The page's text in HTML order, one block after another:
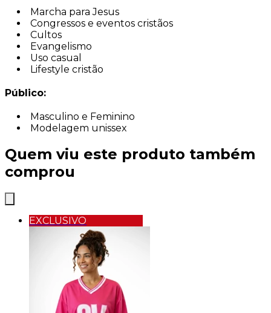
Marcha para Jesus
Congressos e eventos cristãos
Cultos
Evangelismo
Uso casual
Lifestyle cristão
Público:
Masculino e Feminino
Modelagem unissex
Quem viu este produto também
comprou